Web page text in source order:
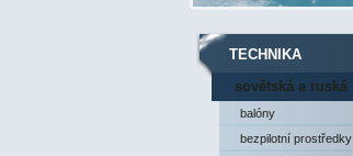
TECHNIKA
sovětská a ruská
technika
balóny
bezpilotní prostředky